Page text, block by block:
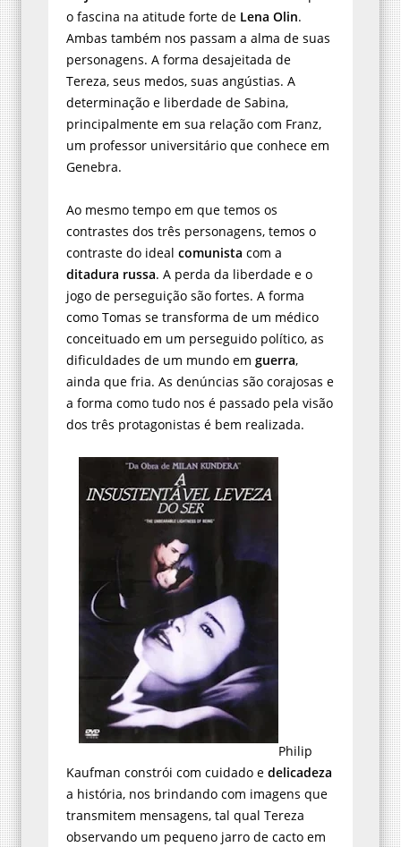
o fascina na atitude forte de Lena Olin.
Ambas também nos passam a alma de suas
personagens. A forma desajeitada de
Tereza, seus medos, suas angústias. A
determinação e liberdade de Sabina,
principalmente em sua relação com Franz,
um professor universitário que conhece em
Genebra.
Ao mesmo tempo em que temos os
contrastes dos três personagens, temos o
contraste do ideal comunista com a
ditadura russa. A perda da liberdade e o
jogo de perseguição são fortes. A forma
como Tomas se transforma de um médico
conceituado em um perseguido político, as
dificuldades de um mundo em guerra,
ainda que fria. As denúncias são corajosas e
a forma como tudo nos é passado pela visão
dos três protagonistas é bem realizada.
Philip
Kaufman constrói com cuidado e delicadeza
a história, nos brindando com imagens que
transmitem mensagens, tal qual Tereza
observando um pequeno jarro de cacto em